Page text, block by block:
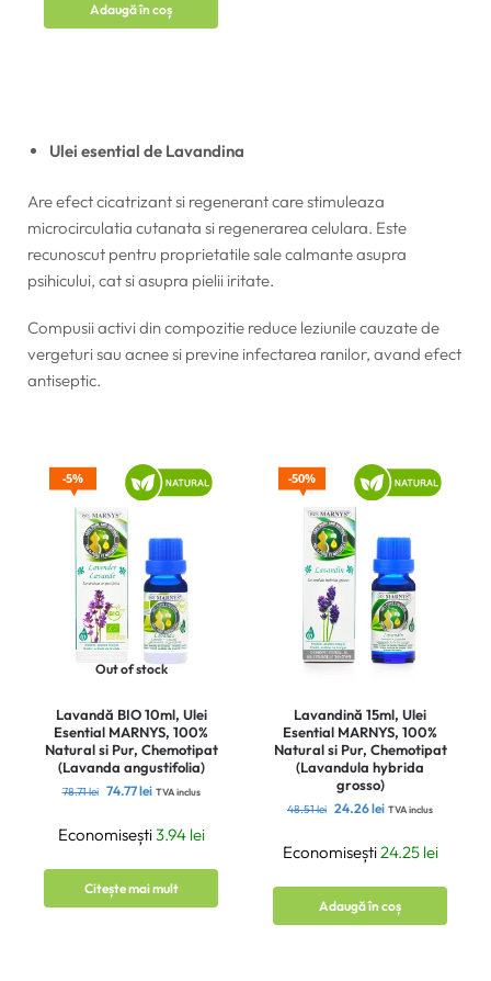
Adaugă în coș
Ulei esential de Lavandina
Are efect cicatrizant si regenerant care stimuleaza
microcirculatia cutanata si regenerarea celulara. Este
recunoscut pentru proprietatile sale calmante asupra
psihicului, cat si asupra pielii iritate.
Compusii activi din compozitie reduce leziunile cauzate de
vergeturi sau acnee si previne infectarea ranilor, avand efect
antiseptic.
Out of stock
5%
Lavandă BIO 10ml, Ulei
Esential MARNYS, 100%
Natural si Pur, Chemotipat
(Lavanda angustifolia)
78.71lei 74.77lei TVA inclus
Economisești3.94 lei
Citește mai mult
50%
Lavandină 15ml, Ulei
Esential MARNYS, 100%
Natural si Pur, Chemotipat
(Lavandula hybrida
grosso)
48.51lei 24.26lei TVA inclus
Economisești24.25 lei
Adaugă în coș